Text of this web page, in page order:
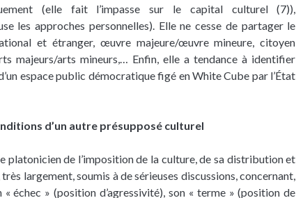
(elle fait l’impasse sur le capital culturel (7)),
les approches personnelles). Elle ne cesse de partager le
et étranger, œuvre majeure/œuvre mineure, citoyen
majeurs/arts mineurs,… Enfin, elle a tendance à identifier
espace public démocratique figé en White Cube par l’État
d’un autre présupposé culturel
platonicien de l’imposition de la culture, de sa distribution et
largement, soumis à de sérieuses discussions, concernant,
échec » (position d’agressivité), son « terme » (position de